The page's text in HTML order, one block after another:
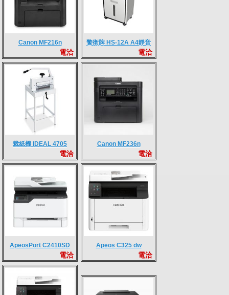
Canon MF216n
電洽
警衛牌 HS-12A A4靜音
雙入口雙鋼刀碎紙機電洽
裁紙機 IDEAL 4705
電洽
Canon MF236n
電洽
ApeosPort C2410SD
電洽
Apeos C325 dw
電洽